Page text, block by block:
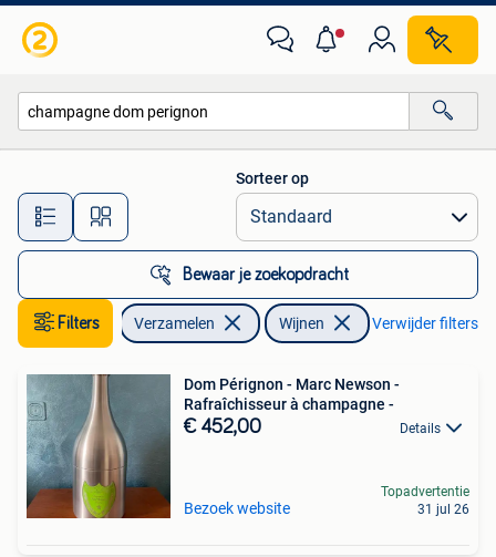
Alle afstanden…
Sorteer op
Bewaar je zoekopdracht
Filters Verzamelen Wijnen Verwijder filters
Dom Pérignon - Marc Newson -
Rafraîchisseur à champagne -
€ 452,00 Details
Bezoek website
Topadvertentie
31 jul 26